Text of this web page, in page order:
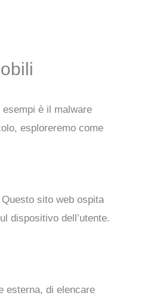
è il malware
esploreremo come
sito web ospita
dispositivo dell’utente.
esterna, di elencare